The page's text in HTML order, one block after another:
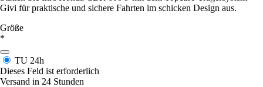
Givi für praktische und sichere Fahrten im schicken Design aus.
Größe
*
TU 24h
Dieses Feld ist erforderlich
Versand in 24 Stunden